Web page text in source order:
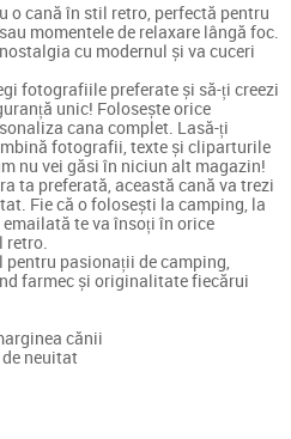
o cană în stil retro, perfectă pentru
momentele de relaxare lângă foc.
cu modernul și va cuceri
fotografiile preferate și să-ți creezi
unic! Folosește orice
cana complet. Lasă-ți
fotografii, texte și cliparturile
nu vei găsi în niciun alt magazin!
ta preferată, această cană va trezi
Fie că o folosești la camping, la
te va însoți în orice
retro.
pentru pasionații de camping,
farmec și originalitate fiecărui
cănii
neuitat